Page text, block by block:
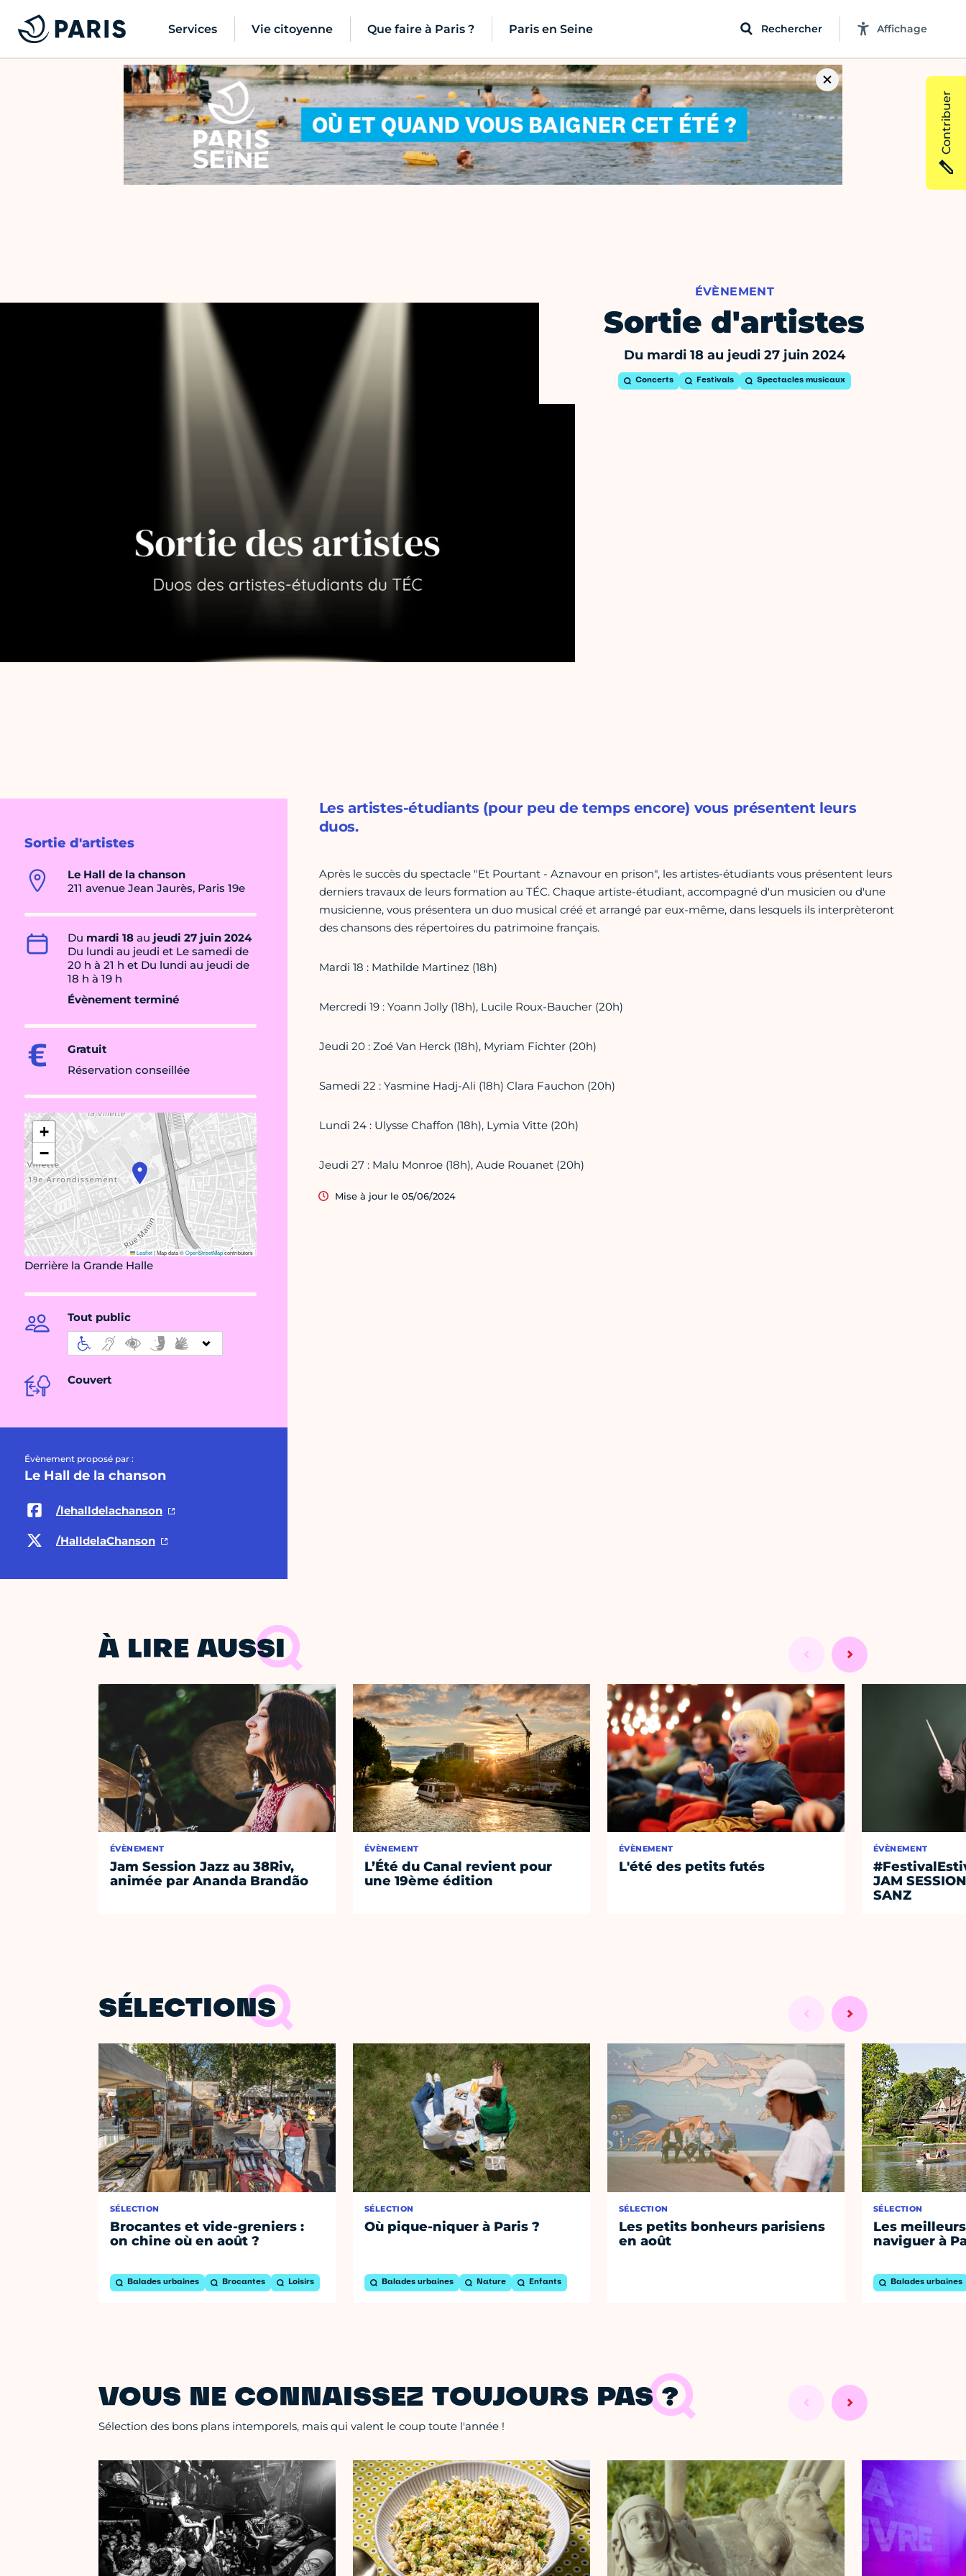
Services Vie citoyenne Que faire à Paris ? Paris en Seine Rechercher Affichage
ÉVÈNEMENT
Sortie d'artistes
Du mardi 18 au jeudi 27 juin 2024
Concerts Festivals Spectacles musicaux
Sortie d'artistes
Le Hall de la chanson
211 avenue Jean Jaurès, Paris 19e
Du mardi 18 au jeudi 27 juin 2024
Du lundi au jeudi et Le samedi de
20 h à 21 h et Du lundi au jeudi de
18 h à 19 h
Évènement terminé
Gratuit
Réservation conseillée
+
−
Leaflet|Map data ©OpenStreetMapcontributors
Derrière la Grande Halle
Tout public
Couvert
Évènement proposé par :
Le Hall de la chanson
/lehalldelachanson
/HalldelaChanson
Les artistes-étudiants (pour peu de temps encore) vous présentent leurs
duos.
Après le succès du spectacle "Et Pourtant - Aznavour en prison", les artistes-étudiants vous présentent leurs
derniers travaux de leurs formation au TÉC. Chaque artiste-étudiant, accompagné d'un musicien ou d'une
musicienne, vous présentera un duo musical créé et arrangé par eux-même, dans lesquels ils interprèteront
des chansons des répertoires du patrimoine français.
Mardi 18 : Mathilde Martinez (18h)
Mercredi 19 : Yoann Jolly (18h), Lucile Roux-Baucher (20h)
Jeudi 20 : Zoé Van Herck (18h), Myriam Fichter (20h)
Samedi 22 : Yasmine Hadj-Ali (18h) Clara Fauchon (20h)
Lundi 24 : Ulysse Chaffon (18h), Lymia Vitte (20h)
Jeudi 27 : Malu Monroe (18h), Aude Rouanet (20h)
Mise à jour le 05/06/2024
À LIRE AUSSI
ÉVÈNEMENT
Jam Session Jazz au 38Riv,
animée par Ananda Brandão
ÉVÈNEMENT
L’Été du Canal revient pour
une 19ème édition
ÉVÈNEMENT
L'été des petits futés
ÉVÈNEMENT
JAM
SANZ
SÉLECTIONS
SÉLECTION
Brocantes et vide-greniers :
on chine où en août ?
Balades urbaines Brocantes Loisirs
SÉLECTION
Où pique-niquer à Paris ?
Balades urbaines Nature Enfants
SÉLECTION
Les petits bonheurs parisiens
en août
SÉLECTION
Les
naviguer à
Balades urbaines
VOUS NE CONNAISSEZ TOUJOURS PAS ?
Sélection des bons plans intemporels, mais qui valent le coup toute l'année !
Contribuer